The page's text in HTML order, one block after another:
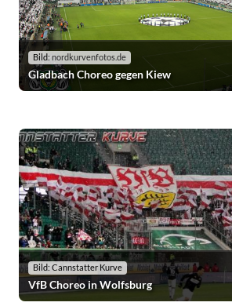
Bild: nordkurvenfotos.de
Gladbach Choreo gegen Kiew
Bild: Cannstatter Kurve
VfB Choreo in Wolfsburg